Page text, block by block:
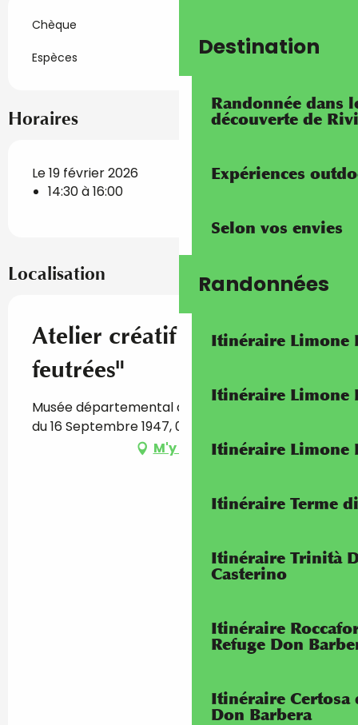
Destination
Randonnée dans
découverte de
Expériences
Selon vos envies
Randonnées
Itinéraire Limone
Itinéraire Limone
Itinéraire Limone
Itinéraire Terme
Itinéraire Trinità
Casterino
Itinéraire
Refuge Don
Itinéraire Certosa
Don Barbera
Chèque
Espèces
Horaires
Le 19 février 2026
14:30 à 16:00
Localisation
Atelier créatif "Gravures
feutrées"
Musée départemental des Merveilles, Avenue
du 16 Septembre 1947, 06430 Tende
M'y rendre